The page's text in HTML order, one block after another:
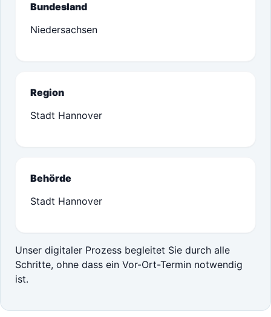
Bundesland
Niedersachsen
Region
Stadt Hannover
Behörde
Stadt Hannover
Unser digitaler Prozess begleitet Sie durch alle
Schritte, ohne dass ein Vor-Ort-Termin notwendig
ist.